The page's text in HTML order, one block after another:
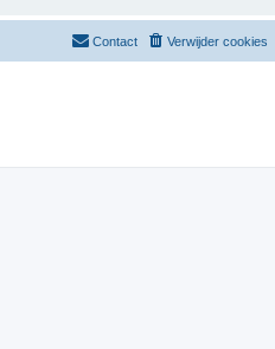
Verwijder cookies
Contact